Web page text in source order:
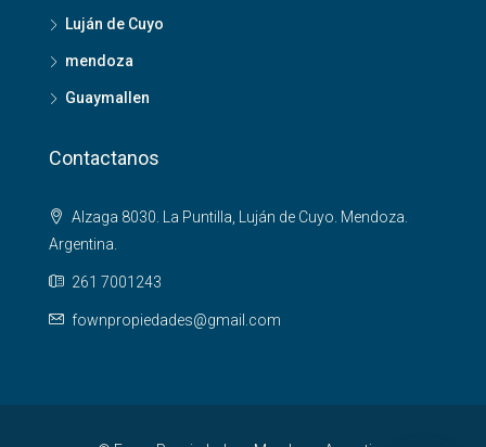
Luján de Cuyo
mendoza
Guaymallen
Contactanos
Alzaga 8030. La Puntilla, Luján de Cuyo. Mendoza.
Argentina.
261 7001243
fownpropiedades@gmail.com